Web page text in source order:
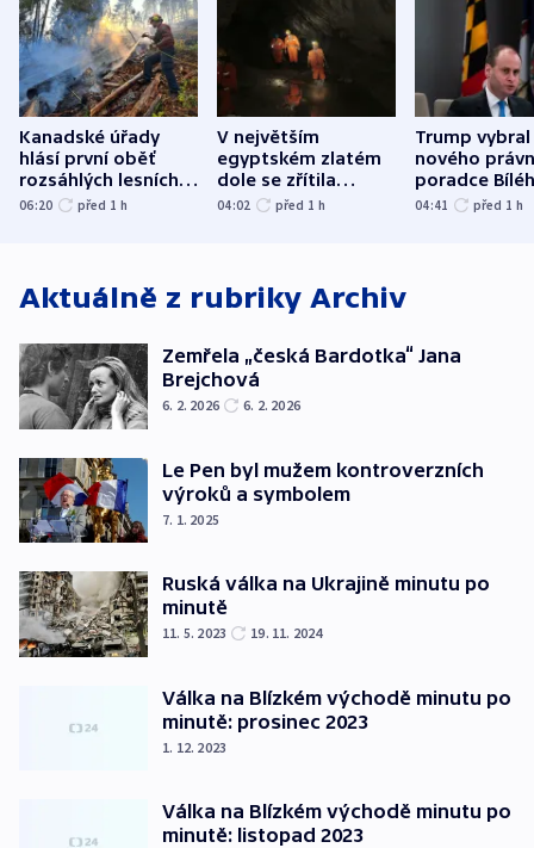
Kanadské úřady
hlásí první oběť
rozsáhlých lesních
požárů
06:20 před 1 h
V největším
egyptském zlatém
dole se zřítila
hornina, jeden
04:02 před 1 h
Trump vybral
nového
poradce
domu
04:41 před 1 h
Aktuálně z rubriky Archiv
Zemřela „česká Bardotka“ Jana
Brejchová
6. 2. 2026 6. 2. 2026
Le Pen byl mužem kontroverzních
výroků a symbolem
7. 1. 2025
Ruská válka na Ukrajině minutu po
minutě
11. 5. 2023 19. 11. 2024
Válka na Blízkém východě minutu po
minutě: prosinec 2023
1. 12. 2023
Válka na Blízkém východě minutu po
minutě: listopad 2023